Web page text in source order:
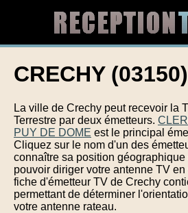
CRECHY (03150)
La ville de Crechy peut recevoir la
Terrestre par deux émetteurs.
PUY DE DOME est le principal
Cliquez sur le nom d'un des
connaître sa position géographique
pouvoir diriger votre antenne TV
fiche d'émetteur TV de Crechy
permettant de déterminer
votre antenne rateau.